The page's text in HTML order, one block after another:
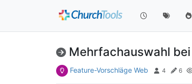
Mehrfachauswahl
Feature-Vorschläge Web 4 6